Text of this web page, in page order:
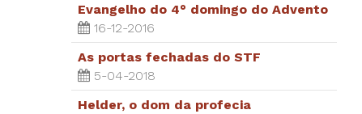
Evangelho do 4° domingo do Advento
16-12-2016
As portas fechadas do STF
5-04-2018
Helder, o dom da profecia